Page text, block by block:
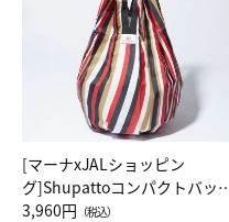
[マーナxJALショッピン
グ]Shupattoコンパクトバッ
Drop JAL客室乗務員（LC）ス
3,960円 （税込）